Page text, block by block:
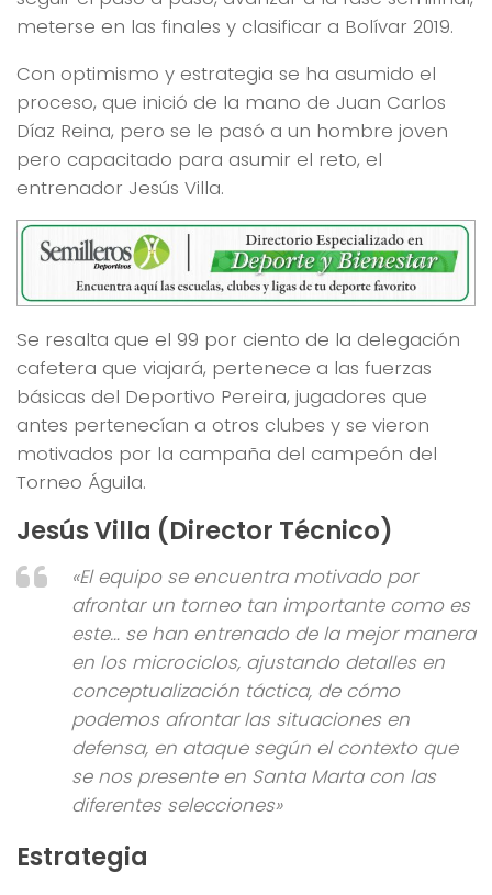
meterse en las finales y clasificar a Bolívar 2019.
Con optimismo y estrategia se ha asumido el
proceso, que inició de la mano de Juan Carlos
Díaz Reina, pero se le pasó a un hombre joven
pero capacitado para asumir el reto, el
entrenador Jesús Villa.
Se resalta que el 99 por ciento de la delegación
cafetera que viajará, pertenece a las fuerzas
básicas del Deportivo Pereira, jugadores que
antes pertenecían a otros clubes y se vieron
motivados por la campaña del campeón del
Torneo Águila.
Jesús Villa (Director Técnico)
«El equipo se encuentra motivado por
afrontar un torneo tan importante como es
este… se han entrenado de la mejor manera
en los microciclos, ajustando detalles en
conceptualización táctica, de cómo
podemos afrontar las situaciones en
defensa, en ataque según el contexto que
se nos presente en Santa Marta con las
diferentes selecciones»
Estrategia